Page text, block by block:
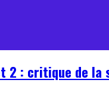
2 : critique de la